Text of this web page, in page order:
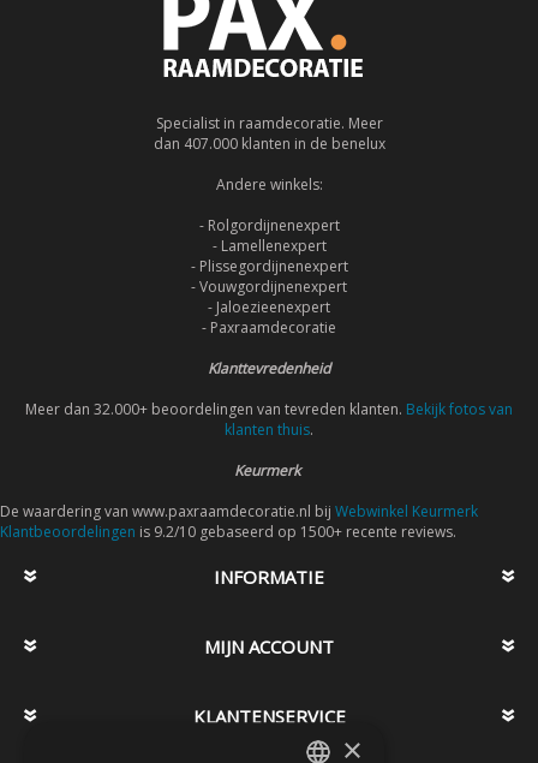
Specialist in raamdecoratie. Meer
dan 407.000 klanten in de benelux
Andere winkels:
- Rolgordijnenexpert
- Lamellenexpert
- Plissegordijnenexpert
- Vouwgordijnenexpert
- Jaloezieenexpert
- Paxraamdecoratie
Klanttevredenheid
Meer dan 32.000+ beoordelingen van tevreden klanten. Bekijk fotos van
klanten thuis.
Keurmerk
De waardering van www.paxraamdecoratie.nl bij Webwinkel Keurmerk
Klantbeoordelingen is 9.2/10 gebaseerd op 1500+ recente reviews.
INFORMATIE
MIJN ACCOUNT
KLANTENSERVICE
×